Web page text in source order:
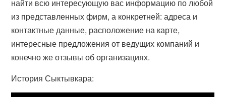
найти всю интересующую вас информацию по любой
из представленных фирм, а конкретней: адреса и
контактные данные, расположение на карте,
интересные предложения от ведущих компаний и
конечно же отзывы об организациях.
История Сыктывкара: